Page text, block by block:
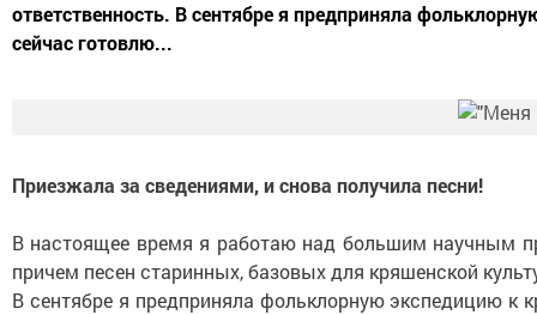
ответственность. В сентябре я предпри­няла
сей­час готовлю...
Приезжала за сведениями, и снова получила песни!
В настоящее время я ра­ботаю над большим научным
причем песен старинных, ба­зовых для кряшенской
В сентябре я предпри­няла фольклорную экспе­дицию